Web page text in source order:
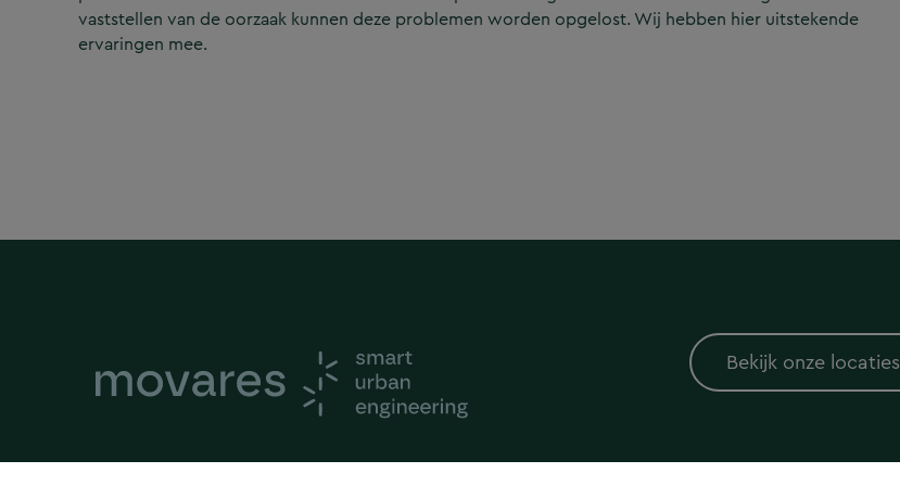
vaststellen van de oorzaak kunnen deze problemen worden opgelost. Wij hebben hier uitstekende
ervaringen mee.
Bekijk onze locaties